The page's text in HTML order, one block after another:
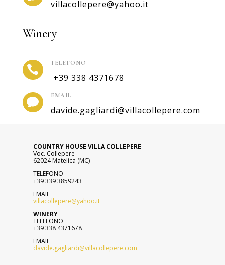
villacollepere@yahoo.it
Winery

TELEFONO
+39 338 4371678

EMAIL
davide.gagliardi@villacollepere.com
COUNTRY HOUSE VILLA COLLEPERE
Voc. Collepere
62024 Matelica (MC)
TELEFONO
+39 339 3859243
EMAIL
villacollepere@yahoo.it
WINERY
TELEFONO
+39 338 4371678
EMAIL
davide.gagliardi@villacollepere.com